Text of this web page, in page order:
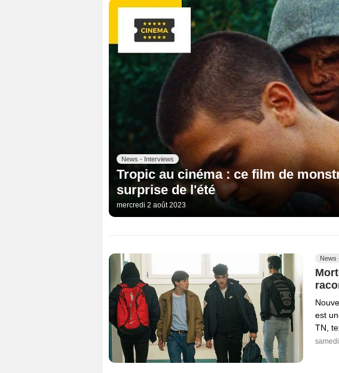
News - Interviews
Tropic au cinéma : ce film de
surprise de l'été
mercredi 2 août 2023
News
est
TN,